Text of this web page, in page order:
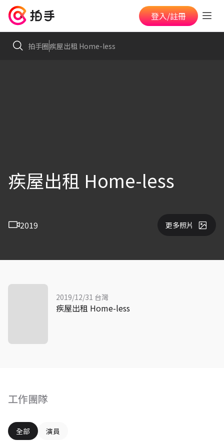
登入/註冊
拍手圈疾屋出租 Home-less
疾屋出租 Home-less
2019 更多照片
工作團隊
全部 演員
2019/12/31 台灣
疾屋出租 Home-less